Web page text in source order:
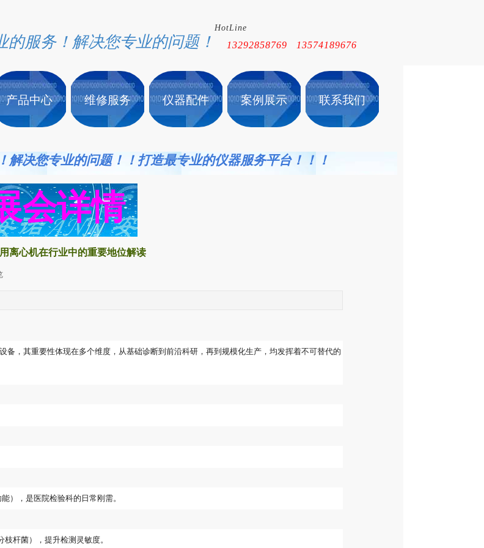
的服务！解决您专业的问题！
HotLine
13292858769 13574189676
产品中心 维修服务 仪器配件 案例展示 联系我们
解决您专业的问题！！打造最专业的仪器服务平台！！！
会详情
离心机在行业中的重要地位解读
备，其重要性体现在多个维度，从基础诊断到前沿科研，再到规模化生产，均发挥着不可替代的
），是医院检验科的日常刚需。
杆菌），提升检测灵敏度。